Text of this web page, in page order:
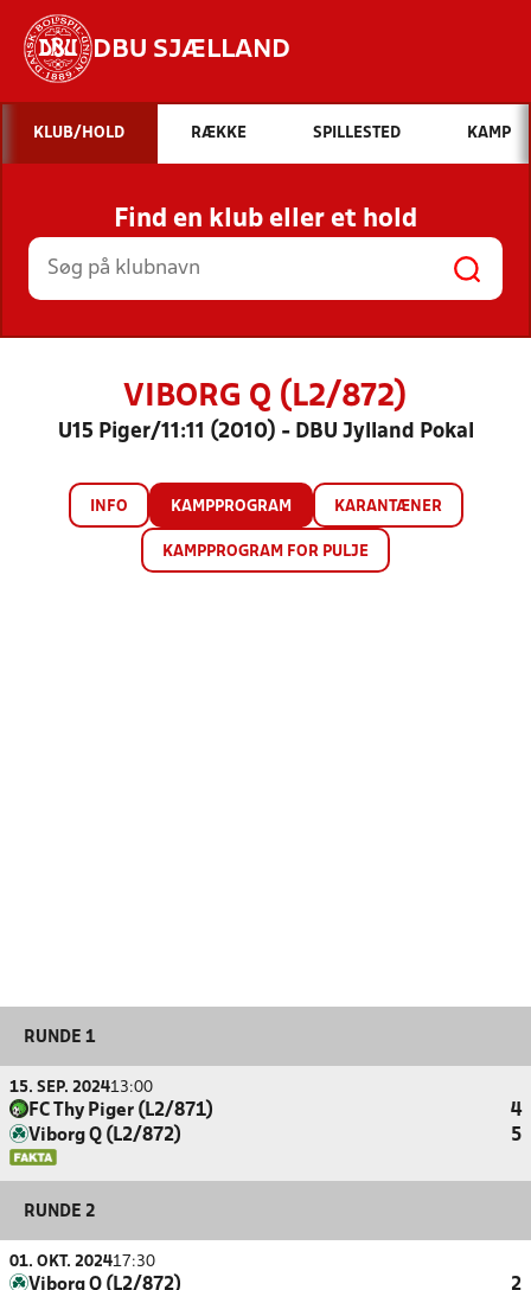
DBU SJÆLLAND
Hvad vil du søge efter?
INDHOLD OG NYHEDER
STILLINGER, RESULTATER, KLUBBER OG
HOLD
KLUB/HOLD RÆKKE SPILLESTED KAMP
Find en klub eller et hold
VIBORG Q (L2/872)
U15 Piger/11:11 (2010) - DBU Jylland Pokal
INFO KAMPPROGRAM KARANTÆNER
KAMPPROGRAM FOR PULJE
RUNDE 1
15. SEP. 202413:00
FC Thy Piger (L2/871)
4
Viborg Q (L2/872)
5
RUNDE 2
01. OKT. 202417:30
Viborg Q (L2/872)
2